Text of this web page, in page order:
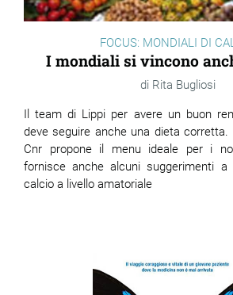
FOCUS: MONDIALI DI
I mondiali si vincono
Rita Bugliosi
Il team di Lippi per avere un buon
deve seguire anche una dieta corretta.
Cnr propone il menu ideale per i
fornisce anche alcuni suggerimenti a
calcio a livello amatoriale